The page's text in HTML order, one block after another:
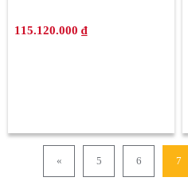
115.120.000 ₫
« 5 6 7